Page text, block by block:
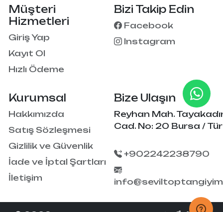
Kurumsal
Hakkımızda
Satış Sözleşmesi
Gizlilik ve Güvenlik
İade ve İptal Şartları
İletişim
Müşteri
Hizmetleri
Giriş Yap
Kayıt Ol
Hızlı Ödeme
Bizi Takip Edin
Facebook
Instagram
Bize Ulaşın
Reyhan Mah.
Cad. No: 20 Bursa /
+902242238790